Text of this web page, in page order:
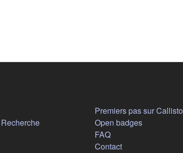
(s'ouvre dans un nouvel onglet)
Premiers pas sur Callisto
Open badges
FAQ
Contact